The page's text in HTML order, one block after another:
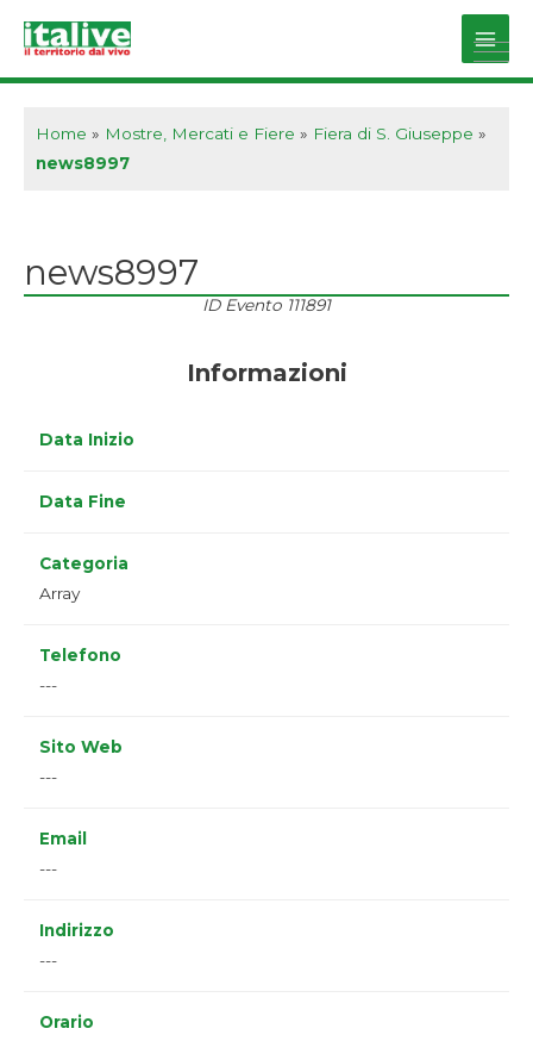
Main
Home » Mostre, Mercati e Fiere » Fiera di S. Giuseppe »
news8997
news8997
ID Evento 111891
Informazioni
Data Inizio
Data Fine
Categoria
Array
Telefono
---
Sito Web
---
Email
---
Indirizzo
---
Orario